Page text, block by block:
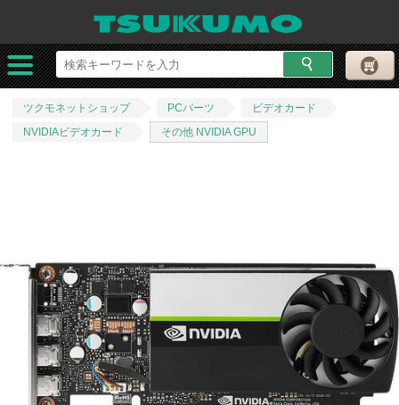
ツクモネットショップ PCパーツ
ビデオカード
NVIDIAビデオカード
その他 NVIDIA GPU